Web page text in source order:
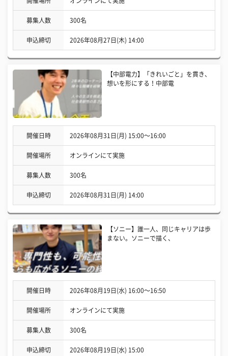
募集人数 300名
申込締切 2026年08月27日(木) 14:00
【中部電力】「きれいごと」を貫き、
想いを形にする！中部電
開催日時 2026年08月31日(月) 15:00〜16:00
開催場所 オンラインにて実施
募集人数 300名
申込締切 2026年08月31日(月) 14:00
【ソニー】誰一人、同じキャリアは歩
まない。ソニーで描く、
開催日時 2026年08月19日(水) 16:00〜16:50
開催場所 オンラインにて実施
募集人数 300名
申込締切 2026年08月19日(水) 15:00